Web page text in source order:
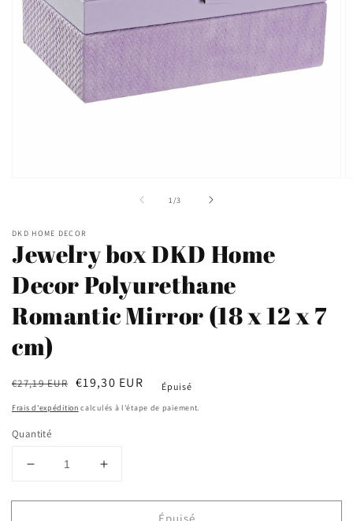
dans
fenêtre
modale
1/
de3
DKD HOME DECOR
Jewelry box DKD Home
Decor Polyurethane
Romantic Mirror (18 x 12 x 7
cm)
Prix
habituel
€27,19 EUR
Prix
soldé
€19,30 EUR Épuisé
Frais d'expédition calculés à l'étape de paiement.
Quantité
Réduire
quantité
Augmenter
quantité